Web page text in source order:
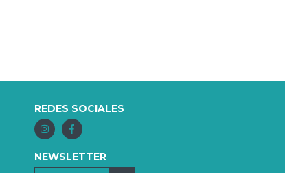
REDES SOCIALES
NEWSLETTER